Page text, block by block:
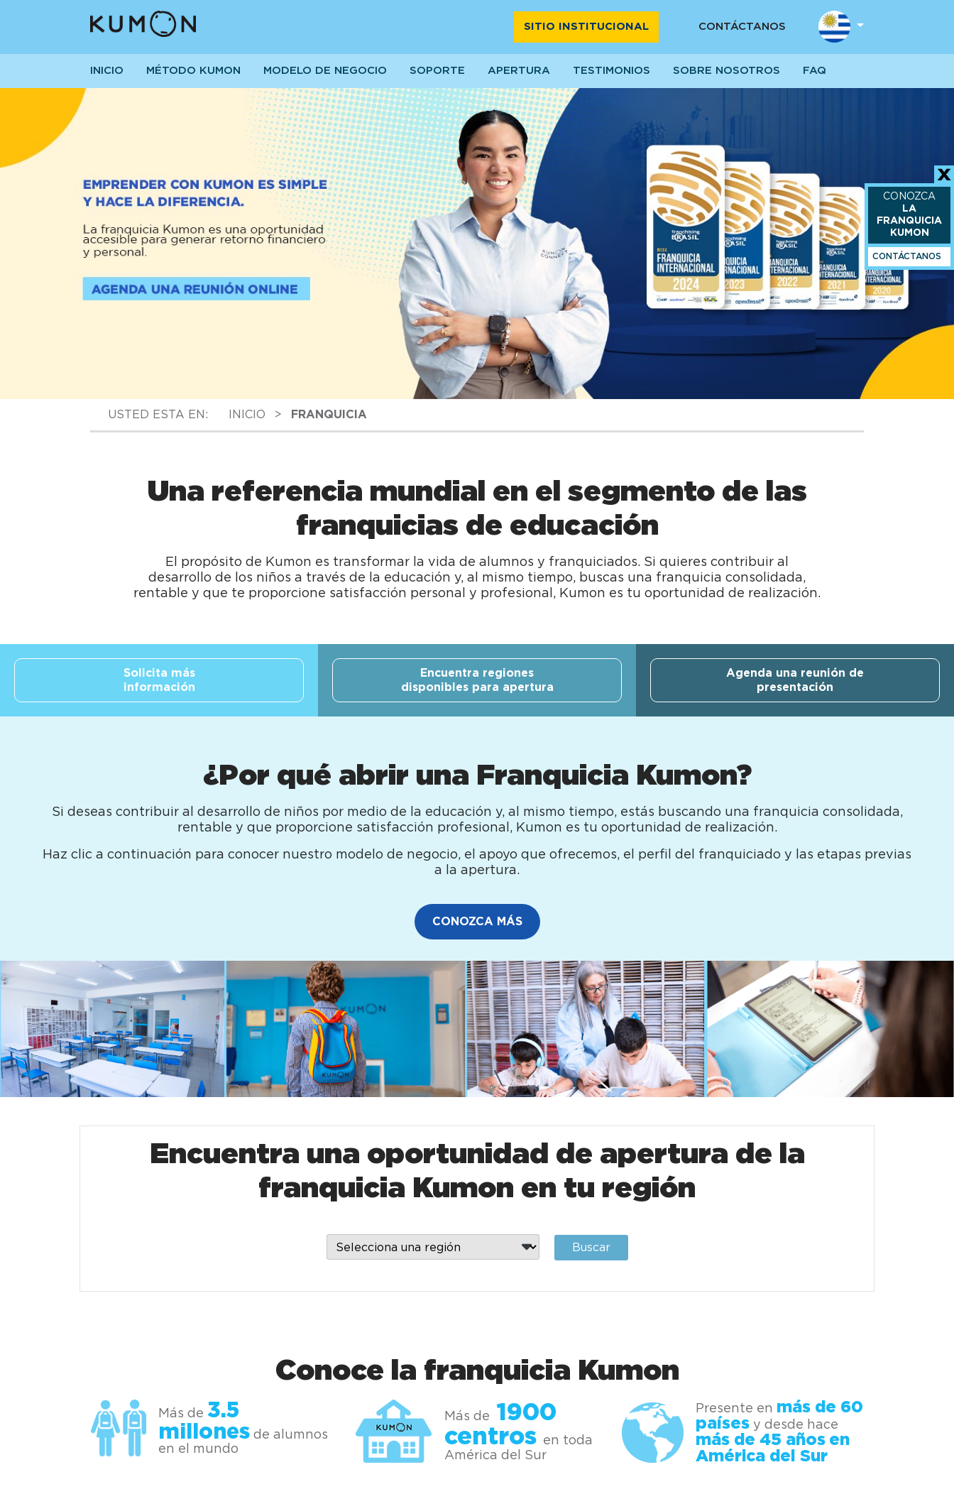
SITIO INSTITUCIONAL CONTÁCTANOS
INICIO MÉTODO KUMON MODELO DE NEGOCIO SOPORTE APERTURA TESTIMONIOS SOBRE NOSOTROS FAQ
USTED ESTA EN: INICIO > FRANQUICIA
Una referencia mundial en el segmento de las
franquicias de educación
El propósito de Kumon es transformar la vida de alumnos y franquiciados. Si quieres contribuir al
desarrollo de los niños a través de la educación y, al mismo tiempo, buscas una franquicia consolidada,
rentable y que te proporcione satisfacción personal y profesional, Kumon es tu oportunidad de realización.
Solicita más
información
Encuentra regiones
disponibles para apertura
Agenda una reunión de
presentación
¿Por qué abrir una Franquicia Kumon?​
Si deseas contribuir al desarrollo de niños por medio de la educación y, al mismo tiempo, estás buscando una franquicia consolidada,
rentable y que proporcione satisfacción profesional, Kumon es tu oportunidad de realización.
Haz clic a continuación para conocer nuestro modelo de negocio, el apoyo que ofrecemos, el perfil del franquiciado y las etapas previas
a la apertura.
CONOZCA MÁS
Encuentra una oportunidad de apertura de la
franquicia Kumon en tu región
Buscar
Conoce la franquicia Kumon
Más de 3.5
millones de alumnos
en el mundo
Más de 1900
centros en toda
América del Sur
Presente en más de 60
paísesy desde hace
más de 45 años en
América del Sur
CONOZCA
LA
FRANQUICIA
KUMON
CONTÁCTANOS